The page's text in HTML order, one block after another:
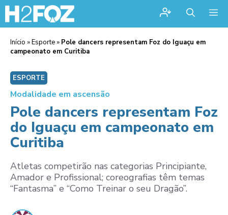
Início »Esporte » Pole dancers representam Foz do Iguaçu em
campeonato em Curitiba
ESPORTE
Modalidade em ascensão
Pole dancers representam Foz
do Iguaçu em campeonato em
Curitiba
Atletas competirão nas categorias Principiante,
Amador e Profissional; coreografias têm temas
“Fantasma” e “Como Treinar o seu Dragão”.